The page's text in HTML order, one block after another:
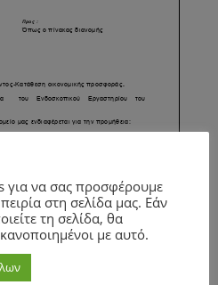
για να σας προσφέρουμε
στη σελίδα μας. Εάν
τη σελίδα, θα
με αυτό.